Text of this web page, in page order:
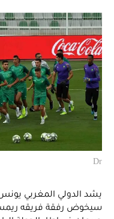
Dr
يشد الدولي المغربي يونس
سيخوض رفقة فريقه